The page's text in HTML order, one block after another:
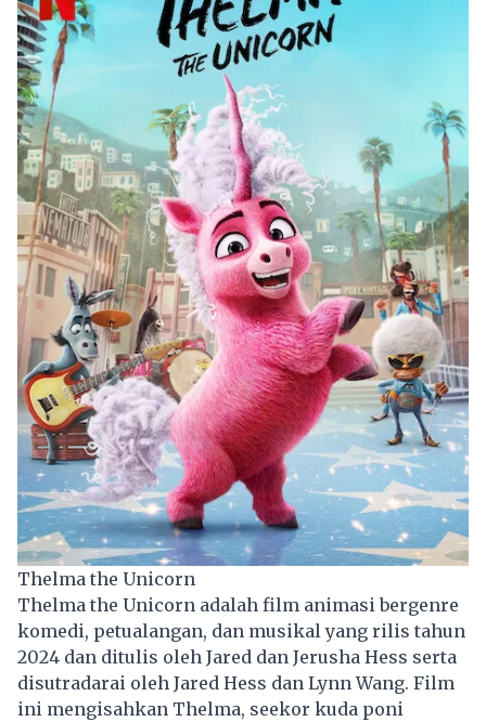
Thelma the Unicorn
Thelma the Unicorn adalah film animasi bergenre
komedi, petualangan, dan musikal yang rilis tahun
2024 dan ditulis oleh Jared dan Jerusha Hess serta
disutradarai oleh Jared Hess dan Lynn Wang. Film
ini mengisahkan Thelma, seekor kuda poni